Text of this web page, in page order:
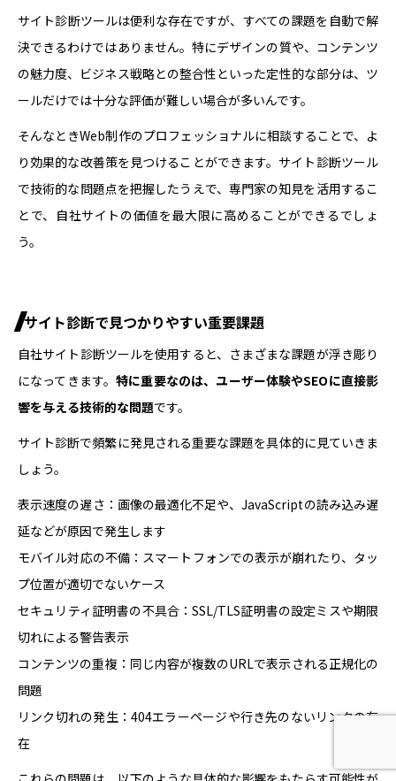
サイト診断ツールは便利な存在ですが、すべての課題を自動で解
決できるわけではありません。特にデザインの質や、コンテンツ
の魅力度、ビジネス戦略との整合性といった定性的な部分は、ツ
ールだけでは十分な評価が難しい場合が多いんです。
そんなときWeb制作のプロフェッショナルに相談することで、よ
り効果的な改善策を見つけることができます。サイト診断ツール
で技術的な問題点を把握したうえで、専門家の知見を活用するこ
とで、自社サイトの価値を最大限に高めることができるでしょ
う。
サイト診断で見つかりやすい重要課題
自社サイト診断ツールを使用すると、さまざまな課題が浮き彫り
になってきます。特に重要なのは、ユーザー体験やSEOに直接影
響を与える技術的な問題です。
サイト診断で頻繁に発見される重要な課題を具体的に見ていきま
しょう。
表示速度の遅さ：画像の最適化不足や、JavaScriptの読み込み遅
延などが原因で発生します
モバイル対応の不備：スマートフォンでの表示が崩れたり、タッ
プ位置が適切でないケース
セキュリティ証明書の不具合：SSL/TLS証明書の設定ミスや期限
切れによる警告表示
コンテンツの重複：同じ内容が複数のURLで表示される正規化の
問題
リンク切れの発生：404エラーページや行き先のないリンクの存
在